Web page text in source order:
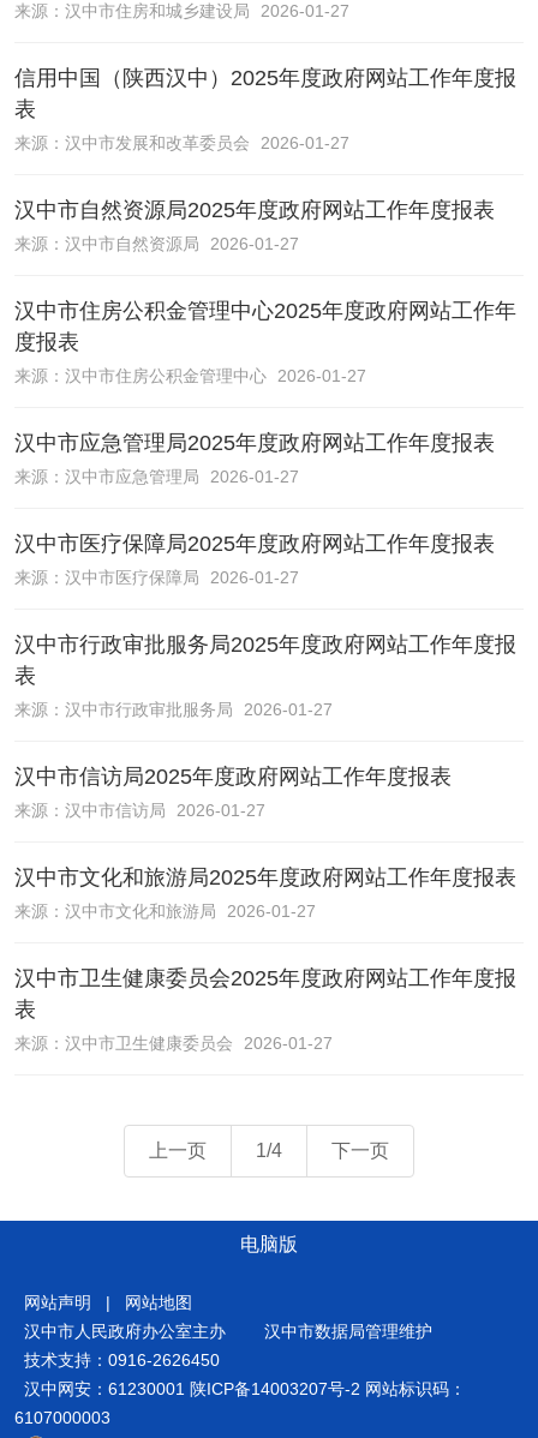
来源： 汉中市住房和城乡建设局 2026-01-27
信用中国（陕西汉中）2025年度政府网站工作年度报
表
来源： 汉中市发展和改革委员会 2026-01-27
汉中市自然资源局2025年度政府网站工作年度报表
来源： 汉中市自然资源局 2026-01-27
汉中市住房公积金管理中心2025年度政府网站工作年
度报表
来源： 汉中市住房公积金管理中心 2026-01-27
汉中市应急管理局2025年度政府网站工作年度报表
来源： 汉中市应急管理局 2026-01-27
汉中市医疗保障局2025年度政府网站工作年度报表
来源： 汉中市医疗保障局 2026-01-27
汉中市行政审批服务局2025年度政府网站工作年度报
表
来源： 汉中市行政审批服务局 2026-01-27
汉中市信访局2025年度政府网站工作年度报表
来源： 汉中市信访局 2026-01-27
汉中市文化和旅游局2025年度政府网站工作年度报表
来源： 汉中市文化和旅游局 2026-01-27
汉中市卫生健康委员会2025年度政府网站工作年度报
表
来源： 汉中市卫生健康委员会 2026-01-27
上一页 1/4 下一页
电脑版
网站声明 |
网站地图
汉中市人民政府办公室主办
汉中市数据局管理维护
技术支持：0916-2626450
汉中网安：61230001 陕ICP备14003207号-2 网站标识码：
6107000003